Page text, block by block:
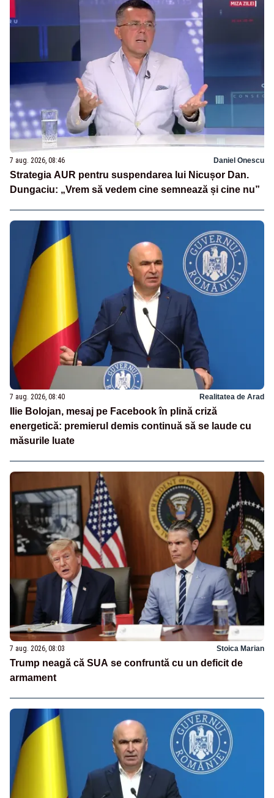
7 aug. 2026, 08:46 Daniel Onescu
Strategia AUR pentru suspendarea lui Nicușor Dan.
Dungaciu: „Vrem să vedem cine semnează și cine nu”
7 aug. 2026, 08:40 Realitatea de Arad
Ilie Bolojan, mesaj pe Facebook în plină criză
energetică: premierul demis continuă să se laude cu
măsurile luate
7 aug. 2026, 08:03 Stoica Marian
Trump neagă că SUA se confruntă cu un deficit de
armament